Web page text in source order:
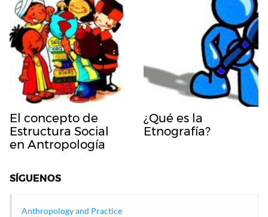
El concepto de
Estructura Social
en Antropología
¿Qué es la
Etnografía?
SÍGUENOS
Anthropology and Practice